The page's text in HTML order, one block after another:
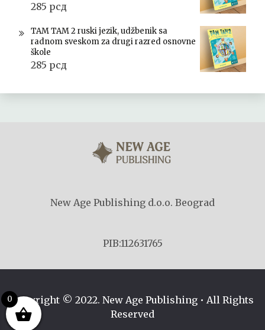
285 рсд
TAM TAM 2 ruski jezik, udžbenik sa
radnom sveskom za drugi razred osnovne
škole
285 рсд
New Age Publishing d.o.o. Beograd
PIB:112631765
Copyright © 2022. New Age Publishing • All Rights
Reserved
0